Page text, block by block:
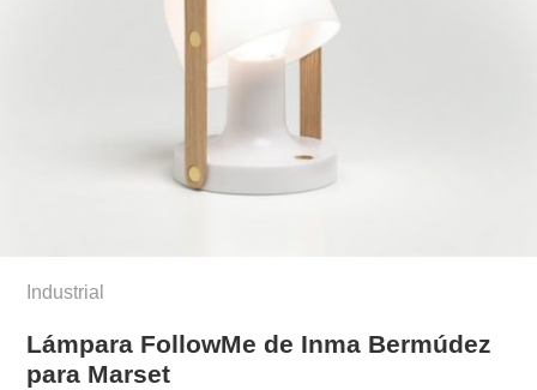
Industrial
Lámpara FollowMe de Inma Bermúdez
para Marset